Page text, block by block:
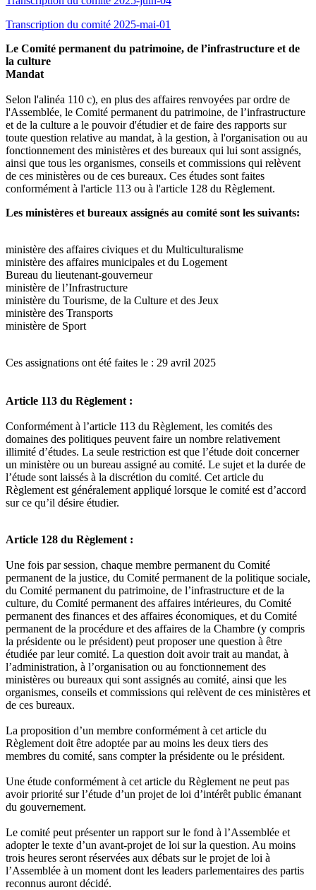
Transcription du comité 2025-mai-01
Le Comité permanent du patrimoine, de l’infrastructure et de
la culture
Mandat
Selon l'alinéa 110 c), en plus des affaires renvoyées par ordre de
l'Assemblée, le Comité permanent du patrimoine, de l’infrastructure
et de la culture a le pouvoir d'étudier et de faire des rapports sur
toute question relative au mandat, à la gestion, à l'organisation ou au
fonctionnement des ministères et des bureaux qui lui sont assignés,
ainsi que tous les organismes, conseils et commissions qui relèvent
de ces ministères ou de ces bureaux. Ces études sont faites
conformément à l'article 113 ou à l'article 128 du Règlement.
Les ministères et bureaux assignés au comité sont les suivants:
ministère des affaires civiques et du Multiculturalisme
ministère des affaires municipales et du Logement
Bureau du lieutenant-gouverneur
ministère de l’Infrastructure
ministère du Tourisme, de la Culture et des Jeux
ministère des Transports
ministère de Sport
Ces assignations ont été faites le : 29 avril 2025
Article 113 du Règlement :
Conformément à l’article 113 du Règlement, les comités des
domaines des politiques peuvent faire un nombre relativement
illimité d’études. La seule restriction est que l’étude doit concerner
un ministère ou un bureau assigné au comité. Le sujet et la durée de
l’étude sont laissés à la discrétion du comité. Cet article du
Règlement est généralement appliqué lorsque le comité est d’accord
sur ce qu’il désire étudier.
Article 128 du Règlement :
Une fois par session, chaque membre permanent du Comité
permanent de la justice, du Comité permanent de la politique sociale,
du Comité permanent du patrimoine, de l’infrastructure et de la
culture, du Comité permanent des affaires intérieures, du Comité
permanent des finances et des affaires économiques, et du Comité
permanent de la procédure et des affaires de la Chambre (y compris
la présidente ou le président) peut proposer une question à être
étudiée par leur comité. La question doit avoir trait au mandat, à
l’administration, à l’organisation ou au fonctionnement des
ministères ou bureaux qui sont assignés au comité, ainsi que les
organismes, conseils et commissions qui relèvent de ces ministères et
de ces bureaux.
La proposition d’un membre conformément à cet article du
Règlement doit être adoptée par au moins les deux tiers des
membres du comité, sans compter la présidente ou le président.
Une étude conformément à cet article du Règlement ne peut pas
avoir priorité sur l’étude d’un projet de loi d’intérêt public émanant
du gouvernement.
Le comité peut présenter un rapport sur le fond à l’Assemblée et
adopter le texte d’un avant-projet de loi sur la question. Au moins
trois heures seront réservées aux débats sur le projet de loi à
l’Assemblée à un moment dont les leaders parlementaires des partis
reconnus auront décidé.